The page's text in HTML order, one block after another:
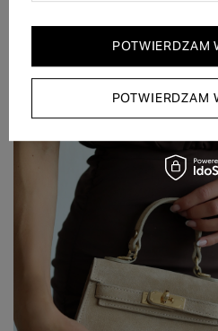
Zobacz
POTWIERDZAM
POTWIERDZAM